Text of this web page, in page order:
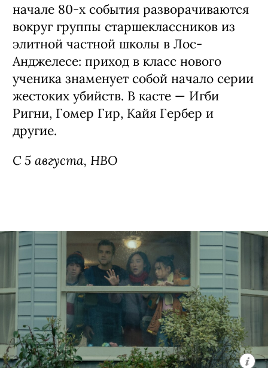
начале 80-х события разворачиваются
вокруг группы старшеклассников из
элитной частной школы в Лос-
Анджелесе: приход в класс нового
ученика знаменует собой начало серии
жестоких убийств. В касте — Игби
Ригни, Гомер Гир, Кайя Гербер и
другие.
С 5 августа, HBO